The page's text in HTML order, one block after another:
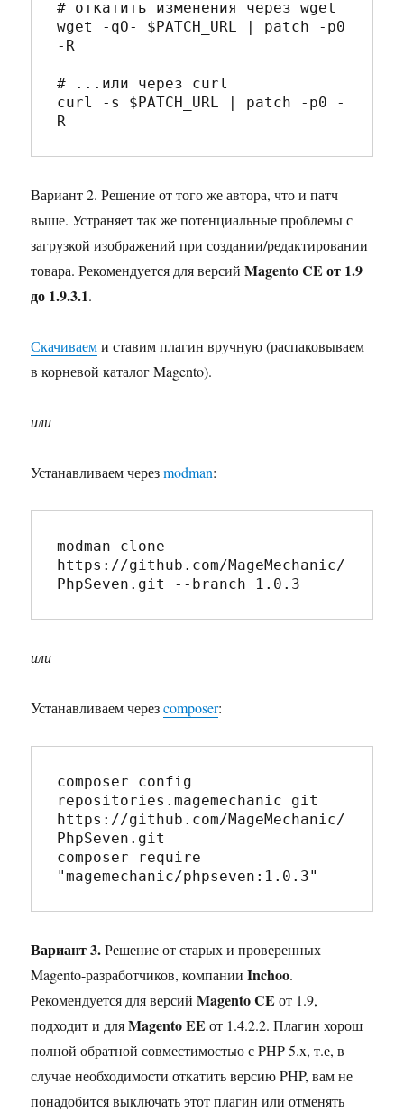
wget -qO- $PATCH_URL
patch -p0
-R
# ...или через curl
curl -s $PATCH_URL
patch -p0 -
R
Вариант 2. Решение от того же автора, что и патч
выше. Устраняет так же потенциальные проблемы с
загрузкой изображений при создании/редактировании
товара. Рекомендуется для версийMagento CE от 1.9
до 1.9.3.1.
Скачиваеми ставим плагин вручную (распаковываем
в корневой каталог Magento).
или
Устанавливаем черезmodman:
modman clone
https://github.com/MageMechanic/
PhpSeven.git --branch 1.0.3
или
Устанавливаем черезcomposer:
composer config
repositories.magemechanic git
https://github.com/MageMechanic/
PhpSeven.git
"magemechanic/phpseven:1.0.3"
Вариант 3.Решение от старых и проверенных
Magento-разработчиков, компанииInchoo.
Рекомендуется для версийMagento CE от 1.9,
подходит и дляMagento EE от 1.4.2.2. Плагин хорош
полной обратной совместимостью с PHP 5.x, т.е, в
случае необходимости откатить версию PHP, вам не
понадобится выключать этот плагин или отменять